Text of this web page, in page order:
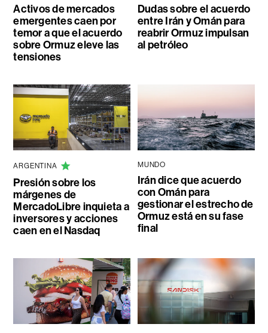
Activos de mercados
emergentes caen por
temor a que el acuerdo
sobre Ormuz eleve las
tensiones
Dudas sobre el acuerdo
entre Irán y Omán para
reabrir Ormuz impulsan
al petróleo
ARGENTINA
Presión sobre los
márgenes de
MercadoLibre inquieta a
inversores y acciones
caen en el Nasdaq
MUNDO
Irán dice que acuerdo
con Omán para
gestionar el estrecho de
Ormuz está en su fase
final